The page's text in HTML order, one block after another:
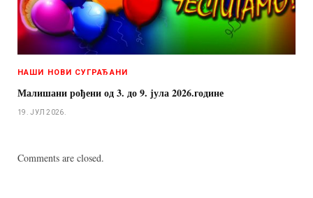
НАШИ НОВИ СУГРАЂАНИ
Малишани рођени од 3. до 9. јула 2026.године
19. ЈУЛ 2026.
Comments are closed.